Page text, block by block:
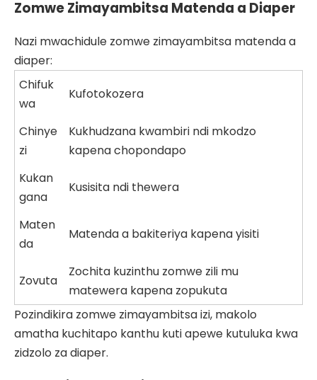
Zomwe Zimayambitsa Matenda a Diaper
Nazi mwachidule zomwe zimayambitsa matenda a
diaper:
Chifuk
wa
Kufotokozera
Chinye
zi
Kukhudzana kwambiri ndi mkodzo
kapena chopondapo
Kukan
gana
Kusisita ndi thewera
Maten
da
Matenda a bakiteriya kapena yisiti
Zovuta
Zochita kuzinthu zomwe zili mu
matewera kapena zopukuta
Pozindikira zomwe zimayambitsa izi, makolo
amatha kuchitapo kanthu kuti apewe kutuluka kwa
zidzolo za diaper.